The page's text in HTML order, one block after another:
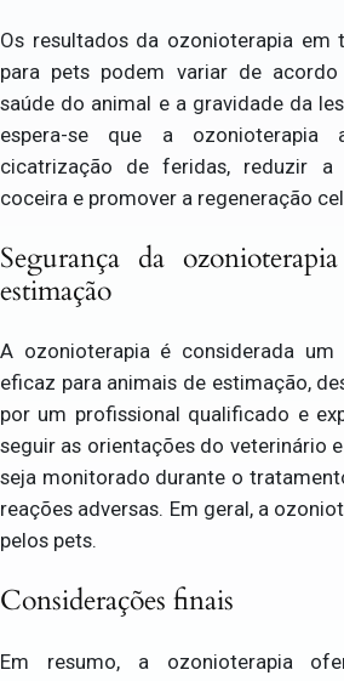
Os resultados da ozonioterapia em
para pets podem variar de
saúde do animal e a gravidade da
espera-se que a
cicatrização de feridas, reduzir a
coceira e promover a regeneração
Segurança da
estimação
A ozonioterapia é considerada
eficaz para animais de estimação,
por um profissional qualificado e
seguir as orientações do veterinário
seja monitorado durante o
reações adversas. Em geral, a
pelos pets.
Considerações finais
Em resumo, a ozonioterapia